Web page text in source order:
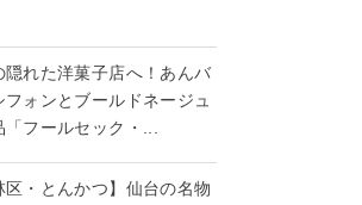
隠れた洋菓子店へ！あんバ
フォンとブールドネージュ
「フールセック・...
区・とんかつ】仙台の名物